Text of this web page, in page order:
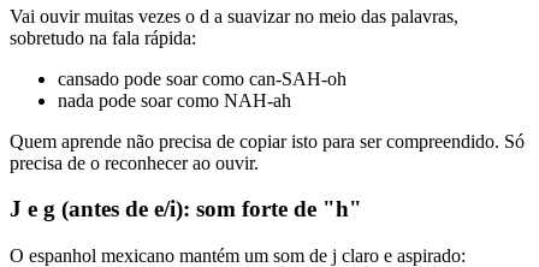
Vai ouvir muitas vezes o d a suavizar no meio das palavras,
sobretudo na fala rápida:
cansado pode soar como can-SAH-oh
nada pode soar como NAH-ah
Quem aprende não precisa de copiar isto para ser compreendido. Só
precisa de o reconhecer ao ouvir.
J e g (antes de e/i): som forte de "h"
O espanhol mexicano mantém um som de j claro e aspirado: